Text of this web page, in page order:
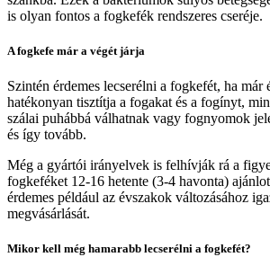
is olyan fontos a fogkefék rendszeres cseréje.
A fogkefe már a végét járja
Szintén érdemes lecserélni a fogkefét, ha már
hatékonyan tisztítja a fogakat és a fogínyt,
szálai puhábbá válhatnak vagy fognyomok
és így tovább.
Még a gyártói irányelvek is felhívják rá a
fogkeféket 12-16 hetente (3-4 havonta)
érdemes például az évszakok változásához
megvásárlását.
Mikor kell még hamarabb lecserélni a fogkefét?